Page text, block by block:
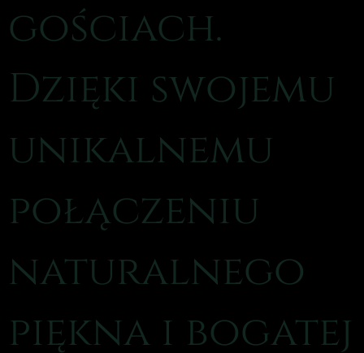
gościach.
Dzięki swojemu
unikalnemu
połączeniu
naturalnego
piękna i bogatej